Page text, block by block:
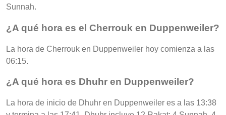
Sunnah.
¿A qué hora es el Cherrouk en Duppenweiler?
La hora de Cherrouk en Duppenweiler hoy comienza a las
06:15.
¿A qué hora es Dhuhr en Duppenweiler?
La hora de inicio de Dhuhr en Duppenweiler es a las 13:38